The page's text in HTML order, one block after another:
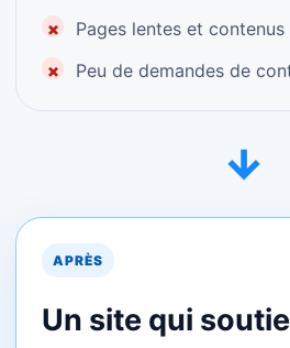
Pages lentes et
Peu de demandes de
→
APRÈS
Un site qui